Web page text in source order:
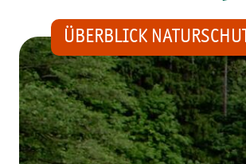
ÜBERBLICK